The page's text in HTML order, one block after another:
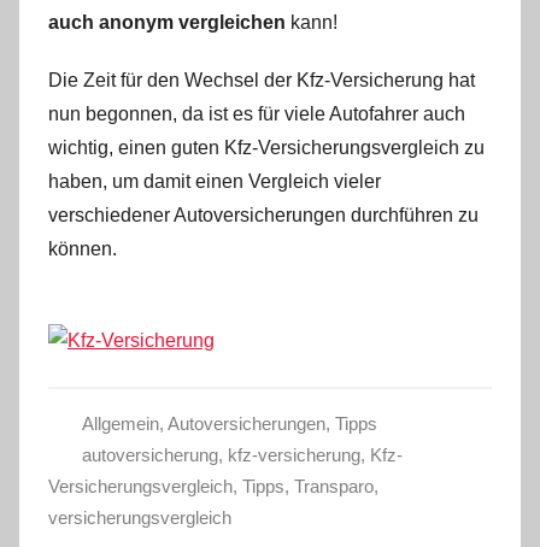
auch anonym vergleichen kann!
Die Zeit für den Wechsel der Kfz-Versicherung hat
nun begonnen, da ist es für viele Autofahrer auch
wichtig, einen guten Kfz-Versicherungsvergleich zu
haben, um damit einen Vergleich vieler
verschiedener Autoversicherungen durchführen zu
können.
Allgemein, Autoversicherungen, Tipps
autoversicherung, kfz-versicherung, Kfz-
Versicherungsvergleich, Tipps, Transparo,
versicherungsvergleich